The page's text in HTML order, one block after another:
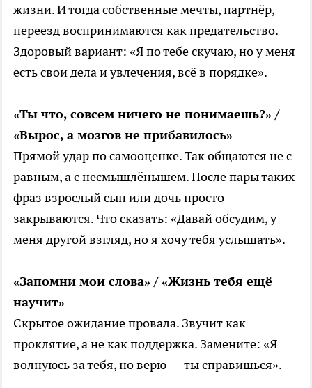
жизни. И тогда собственные мечты, партнёр,
переезд воспринимаются как предательство.
Здоровый вариант: «Я по тебе скучаю, но у меня
есть свои дела и увлечения, всё в порядке».
«Ты что, совсем ничего не понимаешь?» /
«Вырос, а мозгов не прибавилось»
Прямой удар по самооценке. Так общаются не с
равным, а с несмышлёнышем. После пары таких
фраз взрослый сын или дочь просто
закрываются. Что сказать: «Давай обсудим, у
меня другой взгляд, но я хочу тебя услышать».
«Запомни мои слова» / «Жизнь тебя ещё
научит»
Скрытое ожидание провала. Звучит как
проклятие, а не как поддержка. Замените: «Я
волнуюсь за тебя, но верю — ты справишься».